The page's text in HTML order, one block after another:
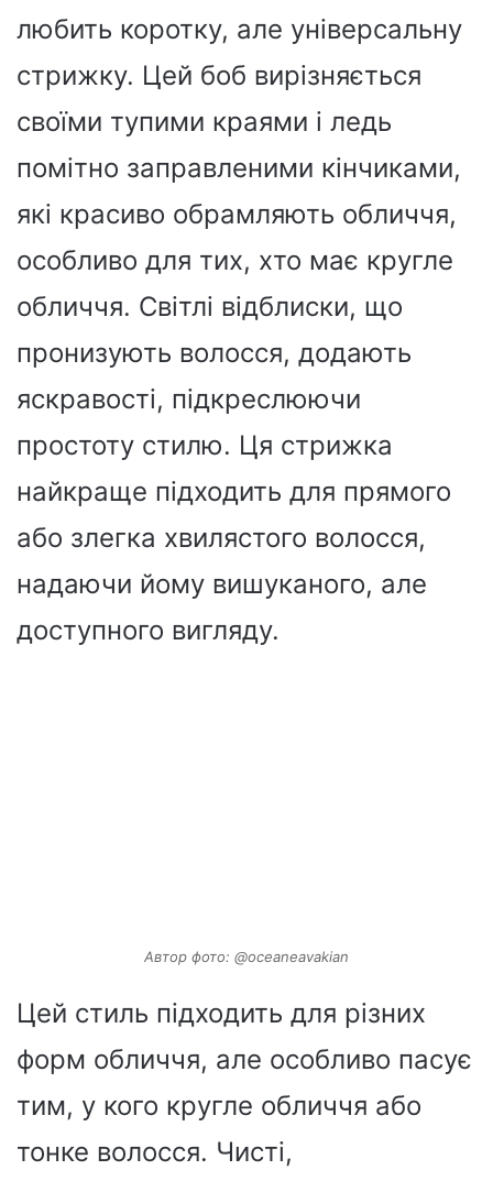
любить коротку, але універсальну
стрижку. Цей боб вирізняється
своїми тупими краями і ледь
помітно заправленими кінчиками,
які красиво обрамляють обличчя,
особливо для тих, хто має кругле
обличчя. Світлі відблиски, що
пронизують волосся, додають
яскравості, підкреслюючи
простоту стилю. Ця стрижка
найкраще підходить для прямого
або злегка хвилястого волосся,
надаючи йому вишуканого, але
доступного вигляду.
Автор фото: @oceaneavakian
Цей стиль підходить для різних
форм обличчя, але особливо пасує
тим, у кого кругле обличчя або
тонке волосся. Чисті,